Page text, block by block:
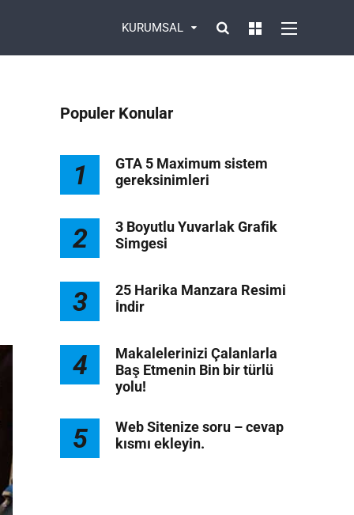
KURUMSAL
Populer Konular
1
GTA 5 Maximum sistem
gereksinimleri
2
3 Boyutlu Yuvarlak Grafik
Simgesi
3
25 Harika Manzara Resimi
İndir
4
Makalelerinizi Çalanlarla
Baş Etmenin Bin bir türlü
yolu!
5
Web Sitenize soru – cevap
kısmı ekleyin.